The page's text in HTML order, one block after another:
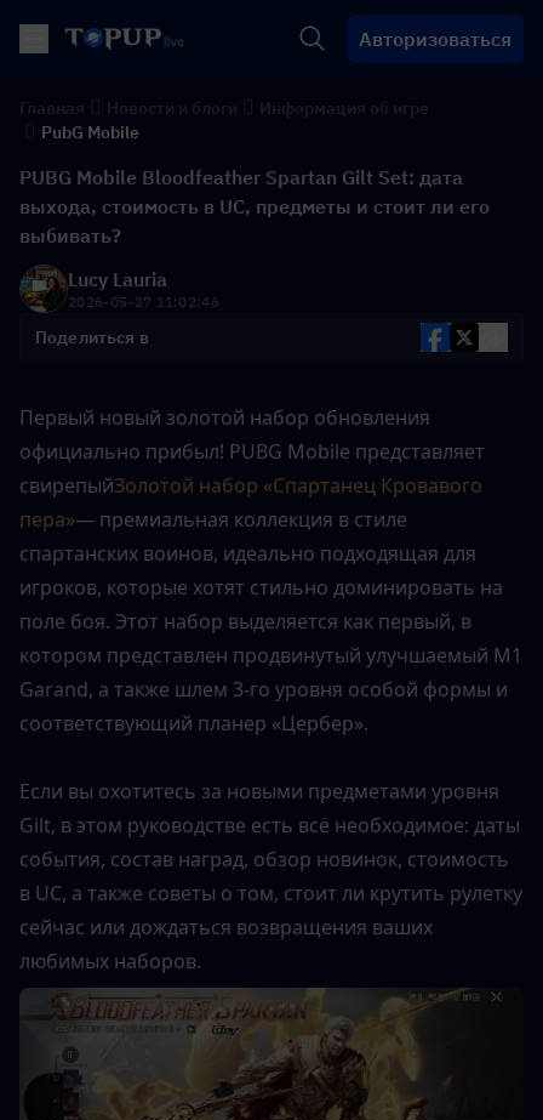
Авторизоваться
PubG Mobile
PUBG Mobile Bloodfeather Spartan Gilt Set: дата
выхода, стоимость в UC, предметы и стоит ли его
выбивать?
Lucy Lauria
2026-05-27 11:02:46
Поделиться в
Первый новый золотой набор обновления
официально прибыл! PUBG Mobile представляет
свирепыйЗолотой набор «Спартанец Кровавого
пера»— премиальная коллекция в стиле
спартанских воинов, идеально подходящая для
игроков, которые хотят стильно доминировать на
поле боя. Этот набор выделяется как первый, в
котором представлен продвинутый улучшаемый M1
Garand, а также шлем 3-го уровня особой формы и
соответствующий планер «Цербер».
Если вы охотитесь за новыми предметами уровня
Gilt, в этом руководстве есть всё необходимое: даты
события, состав наград, обзор новинок, стоимость
в UC, а также советы о том, стоит ли крутить рулетку
сейчас или дождаться возвращения ваших
любимых наборов.